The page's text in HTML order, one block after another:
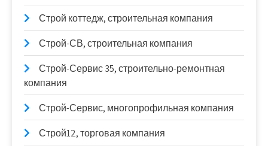
Строй коттедж, строительная компания
Строй-СВ, строительная компания
Строй-Сервис 35, строительно-ремонтная
компания
Строй-Сервис, многопрофильная компания
Строй12, торговая компания